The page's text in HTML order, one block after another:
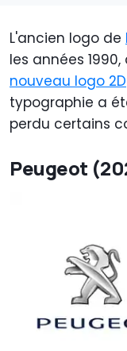
L'ancien logo de
les années
nouveau logo 2D
typographie a
perdu certains
Peugeot